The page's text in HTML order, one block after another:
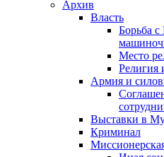
Архив
Власть
Борьба
Место
Религия
Армия и
Выставки в
Криминал